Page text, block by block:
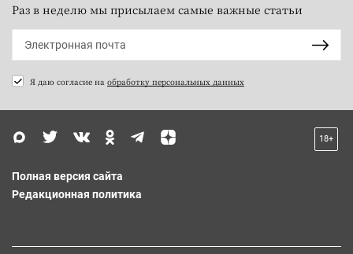
Раз в неделю мы присылаем самые важные статьи
Я даю согласие на обработку персональных данных
18+
Полная версия сайта
Редакционная политика